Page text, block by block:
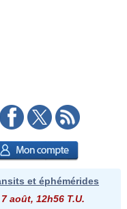
et éphémérides
7 août, 12h56 T.U.